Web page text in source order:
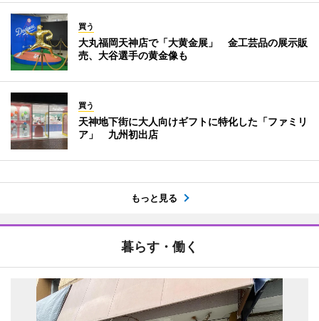
買う
大丸福岡天神店で「大黄金展」 金工芸品の展示販
売、大谷選手の黄金像も
買う
天神地下街に大人向けギフトに特化した「ファミリ
ア」 九州初出店
もっと見る
暮らす・働く